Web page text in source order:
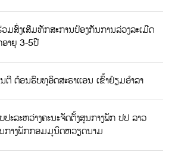
ມສົ່ງເສີມທັກສະການປ້ອງກັນການລ່ວງລະເມີດ
ອາຍຸ 3-5ປີ
ຕີ ຕ້ອນຮົບທູອິດສະຣາແອນ ເຂົ້າຢ້ຽມອຳລາ
ະລະຫວ່າງຄະນະຈັດຕັ້ງສູນກາງພັກ ປປ ລາວ
ກາງພັກກອມມູນິດຫວຽດນາມ